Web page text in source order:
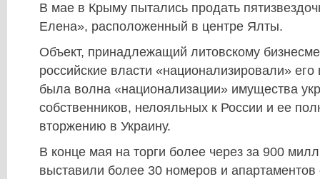
В мае в Крыму пытались продать
Елена», расположенный в центре Ялты.
Объект, принадлежащий литовскому
российские власти «национализировали»
была волна «национализации» имущества
собственников, нелояльных к России и ее
вторжению в Украину.
В конце мая на торги более через за 900
выставили более 30 номеров и